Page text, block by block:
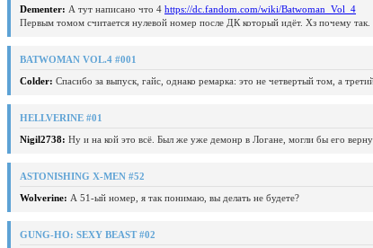
Dementer: А тут написано что 4 https://dc.fandom.com/wiki/Batwoman_Vol_4
Первым томом считается нулевой номер после ДК который идёт. Хз почему так.
BATWOMAN VOL.4 #001
Colder: Спасибо за выпуск, гайс, однако ремарка: это не четвертый том, а
HELLVERINE #01
Nigil2738: Ну и на кой это всё. Был же уже демонр в Логане, могли бы его
ASTONISHING X-MEN #52
Wolverine: А 51-ый номер, я так понимаю, вы делать не будете?
GUNG-HO: SEXY BEAST #02